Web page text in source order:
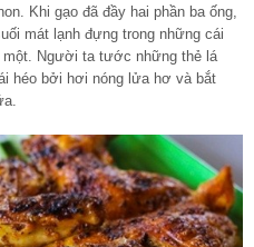
Khi gạo đã đầy hai phần ba ống,
mát lạnh đựng trong những cái
một. Người ta tước những thẻ lá
héo bởi hơi nóng lửa hơ và bắt